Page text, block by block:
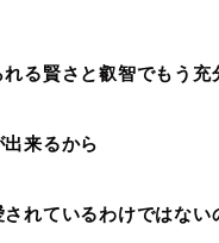
る賢さと叡智でもう充
来るから
れているわけではない